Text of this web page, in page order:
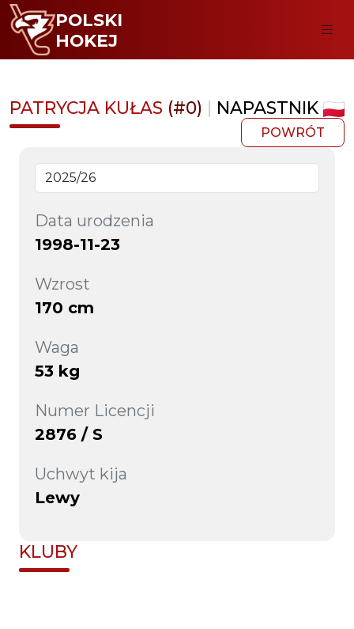
POLSKI
HOKEJ
PATRYCJA KUŁAS (#0) | NAPASTNIK
POWRÓT
Data urodzenia
1998-11-23
Wzrost
170 cm
Waga
53 kg
Numer Licencji
2876 / S
Uchwyt kija
Lewy
KLUBY